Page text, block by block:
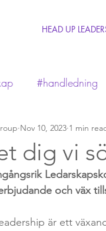
HEAD UP
#handledning
dig vi
Nov 10, 2023 1 min
och väx
är ett